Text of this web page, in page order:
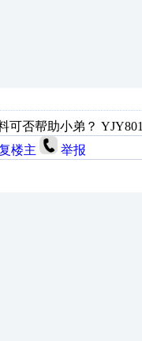
否帮助小弟？
楼主 举报